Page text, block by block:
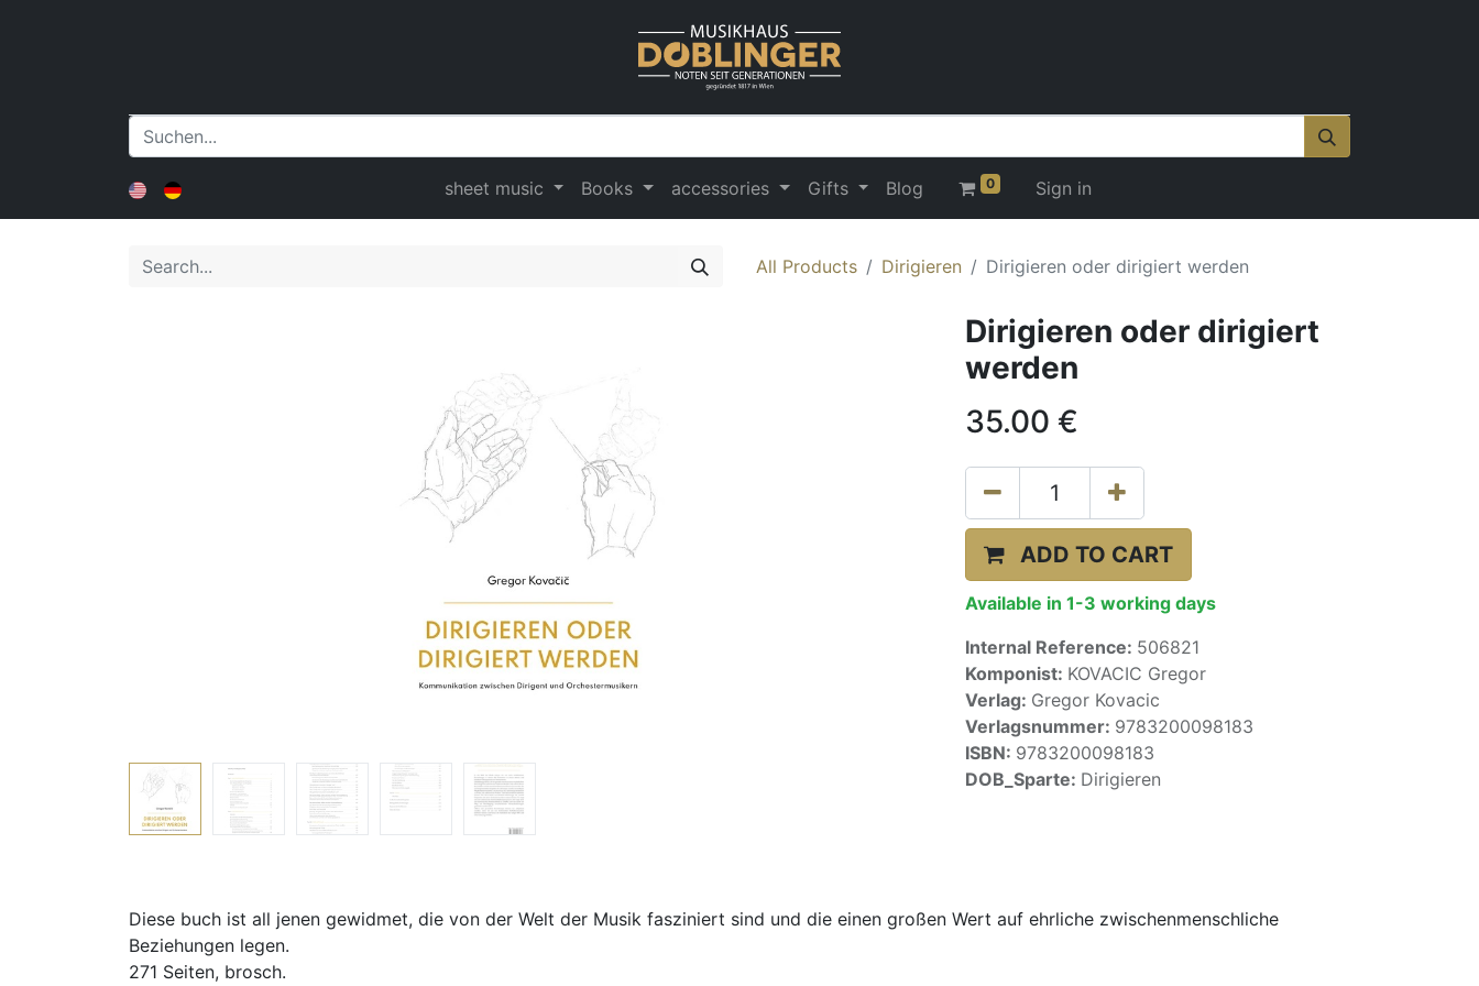
sheet music Books accessories Gifts Blog 0 Sign in
All Products Dirigieren Dirigieren oder dirigiert werden
Dirigieren oder dirigiert
werden
35.00 €
ADD TO CART
Available in 1-3 working days
Internal Reference: 506821
Komponist: KOVACIC Gregor
Verlag: Gregor Kovacic
Verlagsnummer: 9783200098183
ISBN: 9783200098183
DOB_Sparte: Dirigieren
Diese buch ist all jenen gewidmet, die von der Welt der Musik fasziniert sind und die einen großen Wert auf ehrliche zwischenmenschliche
Beziehungen legen.
271 Seiten, brosch.